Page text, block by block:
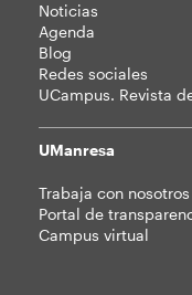
Noticias
Agenda
Blog
Redes sociales
UCampus. Revista
UManresa
Trabaja con nosotros
Portal de
Campus virtual